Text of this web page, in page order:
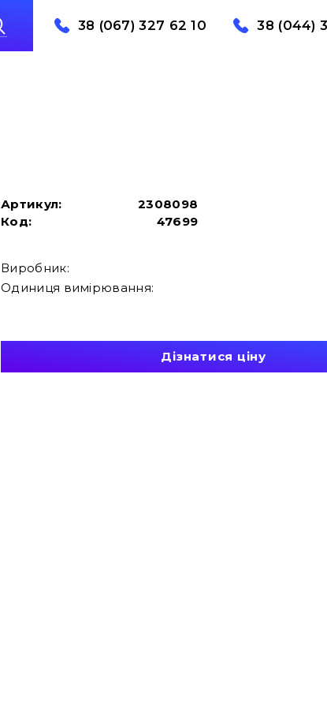
38 (067) 327 62 10 38 (044)
Артикул:
2308098
Код:
47699
Виробник:
Одиниця вимірювання:
Дізнатися ціну